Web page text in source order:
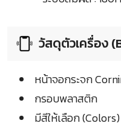
วัสดุตัวเครื่อง
หน้าจอกระจก
กรอบพลาสติก
มีสีให้เลือก